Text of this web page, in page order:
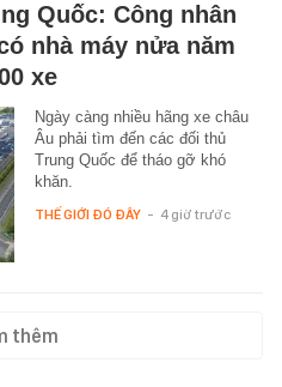
Quốc: Công nhân
nhà máy nửa năm
xe
Ngày càng nhiều hãng xe châu
Âu phải tìm đến các đối thủ
Trung Quốc để tháo gỡ khó
khăn.
THẾ GIỚI ĐÓ ĐÂY - 4 giờ trước
thêm